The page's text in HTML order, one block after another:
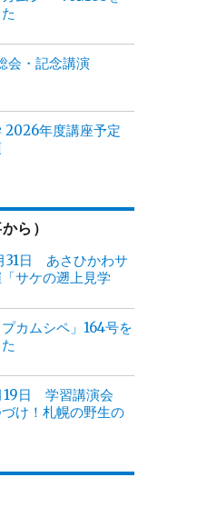
会・記念講演
2026年度講座予定
ら）
31日 あさひかわサ
サケの遡上見学
カムシペ」164号を
日 学習講演会
づけ！札幌の野生の